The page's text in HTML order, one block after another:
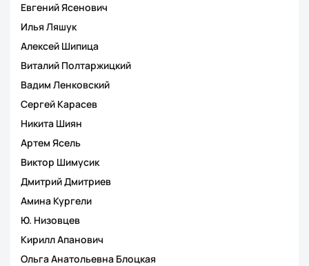
Евгений Ясенович
Илья Ляшук
Алексей Шипица
Виталий Полтаржицкий
Вадим Ленковский
Сергей Карасев
Никита Шиян
Артем Ясель
Виктор Шимусик
Дмитрий Дмитриев
Амина Кургели
Ю. Низовцев
Кирилл Апанович
Ольга Анатольевна Блоцкая